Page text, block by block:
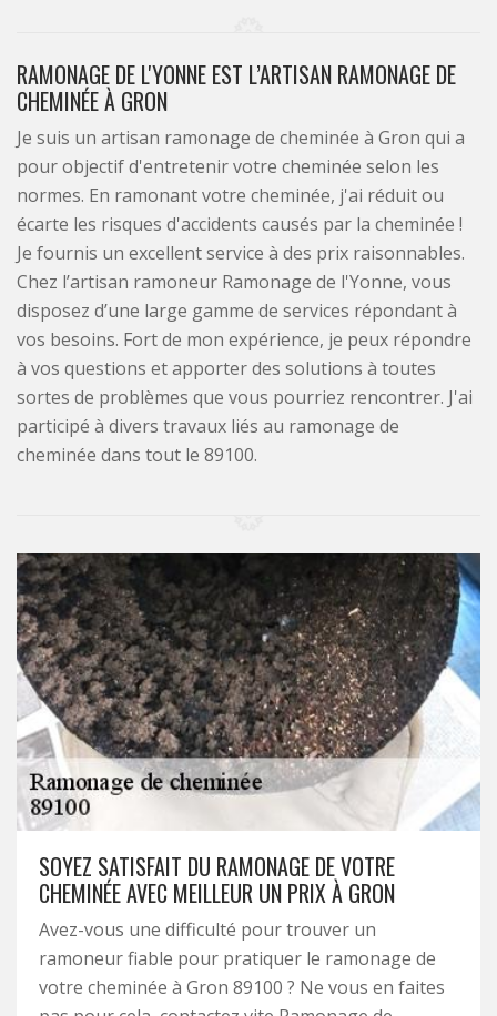
RAMONAGE DE L'YONNE EST L’ARTISAN RAMONAGE DE
CHEMINÉE À GRON
Je suis un artisan ramonage de cheminée à Gron qui a
pour objectif d'entretenir votre cheminée selon les
normes. En ramonant votre cheminée, j'ai réduit ou
écarte les risques d'accidents causés par la cheminée !
Je fournis un excellent service à des prix raisonnables.
Chez l’artisan ramoneur Ramonage de l'Yonne, vous
disposez d’une large gamme de services répondant à
vos besoins. Fort de mon expérience, je peux répondre
à vos questions et apporter des solutions à toutes
sortes de problèmes que vous pourriez rencontrer. J'ai
participé à divers travaux liés au ramonage de
cheminée dans tout le 89100.
SOYEZ SATISFAIT DU RAMONAGE DE VOTRE
CHEMINÉE AVEC MEILLEUR UN PRIX À GRON
Avez-vous une difficulté pour trouver un
ramoneur fiable pour pratiquer le ramonage de
votre cheminée à Gron 89100 ? Ne vous en faites